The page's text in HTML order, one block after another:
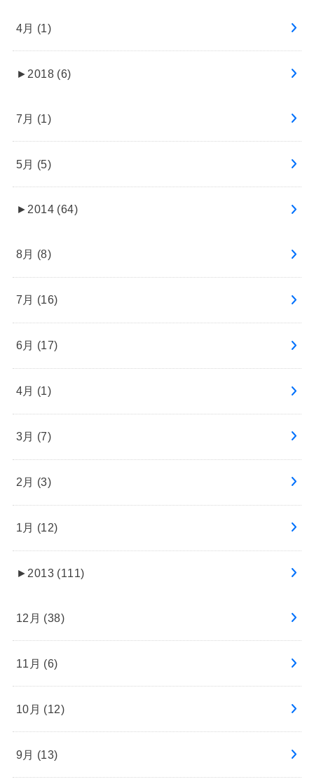
4月 (1)
► 2018 (6)
7月 (1)
5月 (5)
► 2014 (64)
8月 (8)
7月 (16)
6月 (17)
4月 (1)
3月 (7)
2月 (3)
1月 (12)
► 2013 (111)
12月 (38)
11月 (6)
10月 (12)
9月 (13)